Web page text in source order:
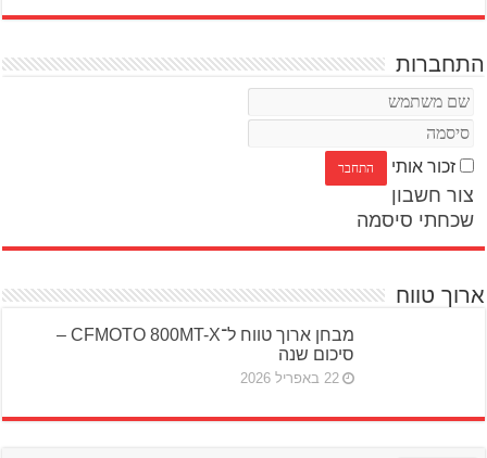
התחברות
זכור אותי
צור חשבון
שכחתי סיסמה
ארוך טווח
מבחן ארוך טווח ל־CFMOTO 800MT-X –
סיכום שנה
22 באפריל 2026